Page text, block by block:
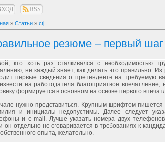
RSS
» Статьи » ctj
резюме – первый шаг
кто хоть раз сталкивался с необходимостью
не каждый знает, как делать это правильно.
первые сведения о претенденте на требуемую
на работодателя благоприятное впечатление,
формируется в основном на основе первого
нужно представиться. Крупным шрифтом
и инициалы недопустимы. Далее следует
и e-mail. Лучше указать номера двух
он отдельно не оговаривается в требованиях к
опыта, желательно.